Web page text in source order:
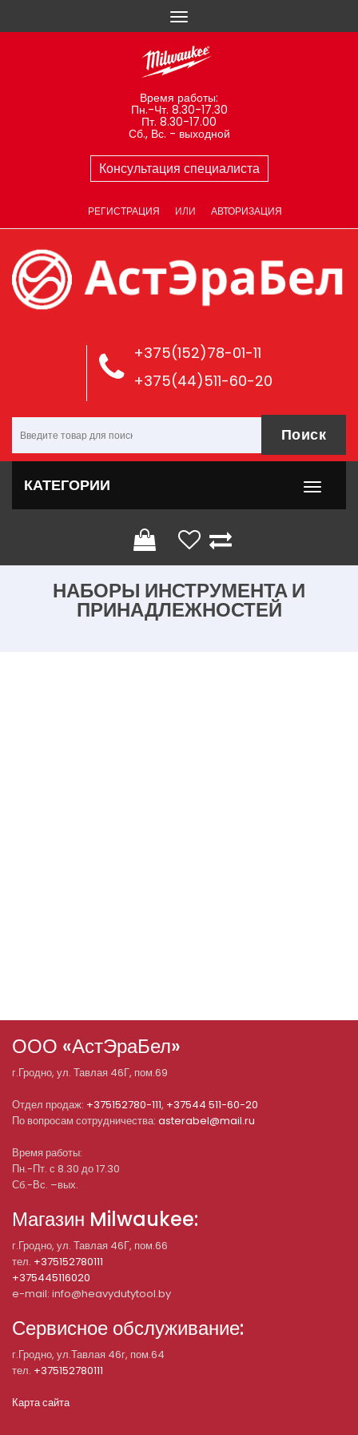
Время работы:
Пн.-Чт. 8.30-17.30
Пт. 8.30-17.00
Сб., Вс. - выходной
Консультация специалиста
РЕГИСТРАЦИЯ ИЛИ АВТОРИЗАЦИЯ
+375(152)78-01-11
+375(44)511-60-20
Поиск
КАТЕГОРИИ
НАБОРЫ ИНСТРУМЕНТА И
ПРИНАДЛЕЖНОСТЕЙ
ООО «АстЭраБел»
г.Гродно, ул. Тавлая 46Г, пом.69
Отдел продаж: +375152780-111, +37544 511-60-20
По вопросам сотрудничества: asterabel@mail.ru
Время работы:
Пн.-Пт. с 8.30 до 17.30
Сб.-Вс. –вых.
Магазин Milwaukee:
г.Гродно, ул. Тавлая 46Г, пом.66
тел. +375152780111
+375445116020
e-mail: info@heavydutytool.by
Сервисное обслуживание:
г.Гродно, ул.Тавлая 46г, пом.64
тел. +375152780111
Карта сайта